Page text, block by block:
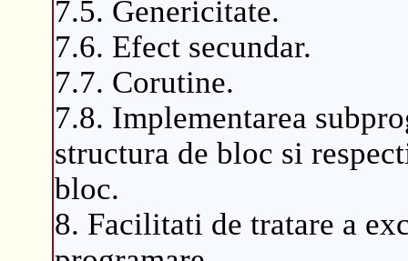
7.5. Genericitate.
7.6. Efect secundar.
7.7. Corutine.
7.8. Implementarea
structura de bloc si
bloc.
8. Facilitati de tratare a